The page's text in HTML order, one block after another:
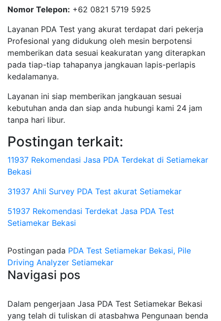
Nomor Telepon: +62 0821 5719 5925
Layanan PDA Test yang akurat terdapat dari pekerja
Profesional yang didukung oleh mesin berpotensi
memberikan data sesuai keakuratan yang diterapkan
pada tiap-tiap tahapanya jangkauan lapis-perlapis
kedalamanya.
Layanan ini siap memberikan jangkauan sesuai
kebutuhan anda dan siap anda hubungi kami 24 jam
tanpa hari libur.
Postingan terkait:
11937 Rekomendasi Jasa PDA Terdekat di Setiamekar
Bekasi
31937 Ahli Survey PDA Test akurat Setiamekar
51937 Rekomendasi Terdekat Jasa PDA Test
Setiamekar Bekasi
Postingan pada PDA Test Setiamekar Bekasi, Pile
Driving Analyzer Setiamekar
Navigasi pos
Dalam pengerjaan Jasa PDA Test Setiamekar Bekasi
yang telah di tuliskan di atasbahwa Pengunaan benda